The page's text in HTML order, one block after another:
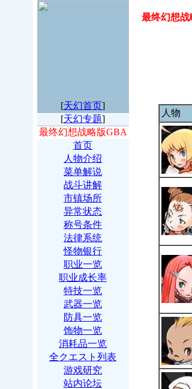
[天幻首页]
[天幻专题]
最终幻想战略版GBA
首页
人物介绍
菜单解说
战斗讲解
市镇场所
异常状态
称号条件
法律系统
怪物银行
职业一览
职业成长率
特技一览
武器一览
防具一览
饰物一览
消耗品一览
全クエスト列表
游戏研究
站内论坛
最终幻想
人物